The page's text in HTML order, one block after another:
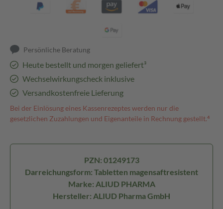
Persönliche Beratung
Heute bestellt und morgen geliefert³
Wechselwirkungscheck inklusive
Versandkostenfreie Lieferung
Bei der Einlösung eines Kassenrezeptes werden nur die
gesetzlichen Zuzahlungen und Eigenanteile in Rechnung gestellt.⁴
PZN: 01249173
Darreichungsform: Tabletten magensaftresistent
Marke: ALIUD PHARMA
Hersteller: ALIUD Pharma GmbH